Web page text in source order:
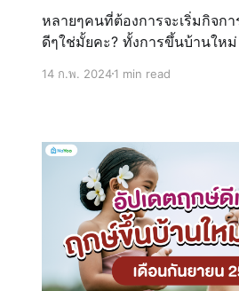
หลายๆคนที่ต้องการจะเริ่มกิจก
ดีๆใช่มั้ยคะ? ทั้งการขึ้นบ้านให
ดำเนินไปด้วยความรุ่งโรจ ประส
14 ก.พ. 20241 min read